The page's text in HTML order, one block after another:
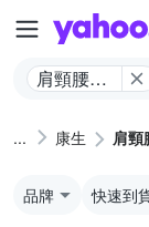
肩頸腰背
康生 肩頸
品牌 快速到